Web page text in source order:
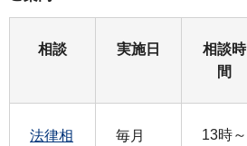
相談 実施日
相談時
間
法律相
毎月
13時～